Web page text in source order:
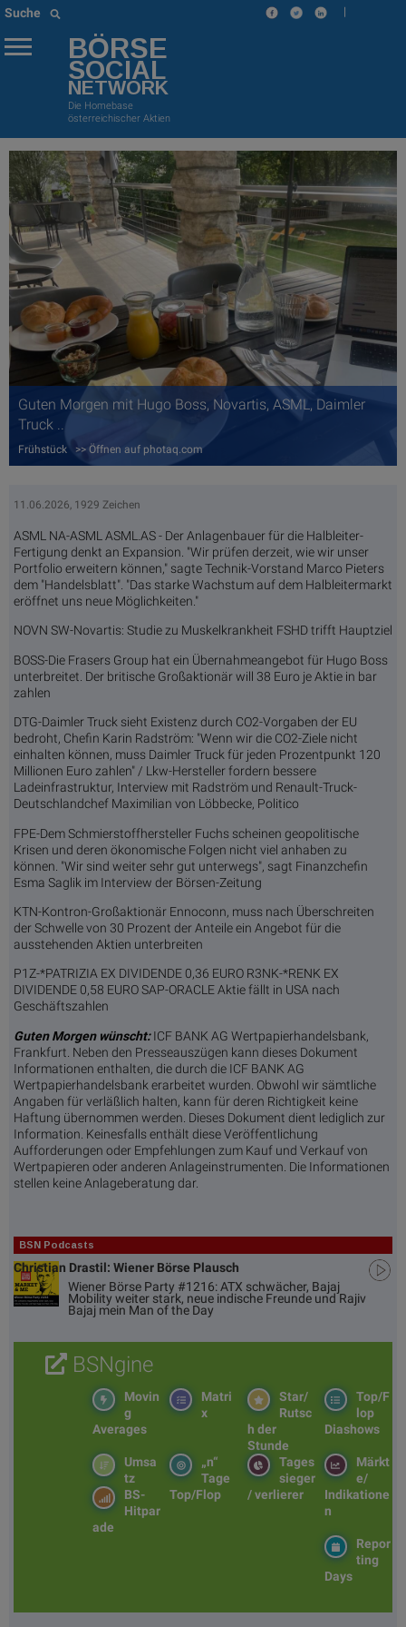
Suche |
BÖRSE
SOCIAL
NETWORK
Die Homebase
österreichischer Aktien
Guten Morgen mit Hugo Boss, Novartis, ASML, Daimler
Truck ..
Frühstück >> Öffnen auf photaq.com
11.06.2026, 1929 Zeichen
ASML NA-ASML ASML.AS - Der Anlagenbauer für die Halbleiter-
Fertigung denkt an Expansion. "Wir prüfen derzeit, wie wir unser
Portfolio erweitern können," sagte Technik-Vorstand Marco Pieters
dem "Handelsblatt". "Das starke Wachstum auf dem Halbleitermarkt
eröffnet uns neue Möglichkeiten."
NOVN SW-Novartis: Studie zu Muskelkrankheit FSHD trifft Hauptziel
BOSS-Die Frasers Group hat ein Übernahmeangebot für Hugo Boss
unterbreitet. Der britische Großaktionär will 38 Euro je Aktie in bar
zahlen
DTG-Daimler Truck sieht Existenz durch CO2-Vorgaben der EU
bedroht, Chefin Karin Radström: "Wenn wir die CO2-Ziele nicht
einhalten können, muss Daimler Truck für jeden Prozentpunkt 120
Millionen Euro zahlen" / Lkw-Hersteller fordern bessere
Ladeinfrastruktur, Interview mit Radström und Renault-Truck-
Deutschlandchef Maximilian von Löbbecke, Politico
FPE-Dem Schmierstoffhersteller Fuchs scheinen geopolitische
Krisen und deren ökonomische Folgen nicht viel anhaben zu
können. "Wir sind weiter sehr gut unterwegs", sagt Finanzchefin
Esma Saglik im Interview der Börsen-Zeitung
KTN-Kontron-Großaktionär Ennoconn, muss nach Überschreiten
der Schwelle von 30 Prozent der Anteile ein Angebot für die
ausstehenden Aktien unterbreiten
P1Z-*PATRIZIA EX DIVIDENDE 0,36 EURO R3NK-*RENK EX
DIVIDENDE 0,58 EURO SAP-ORACLE Aktie fällt in USA nach
Geschäftszahlen
Guten Morgen wünscht: ICF BANK AG Wertpapierhandelsbank,
Frankfurt. Neben den Presseauszügen kann dieses Dokument
Informationen enthalten, die durch die ICF BANK AG
Wertpapierhandelsbank erarbeitet wurden. Obwohl wir sämtliche
Angaben für verläßlich halten, kann für deren Richtigkeit keine
Haftung übernommen werden. Dieses Dokument dient lediglich zur
Information. Keinesfalls enthält diese Veröffentlichung
Aufforderungen oder Empfehlungen zum Kauf und Verkauf von
Wertpapieren oder anderen Anlageinstrumenten. Die Informationen
stellen keine Anlageberatung dar.
BSN Podcasts
Christian Drastil: Wiener Börse Plausch
Wiener Börse Party #1216: ATX schwächer, Bajaj
Mobility weiter stark, neue indische Freunde und Rajiv
Bajaj mein Man of the Day
BSNgine
Top/F
lop
Diashows
Star/
Rutsc
h der
Stunde
Matri
x
Movin
g
Averages
Märkt
e/
Indikatione
n
Tages
sieger
/ verlierer
„n“
Tage
Top/Flop
Umsa
tz
BS-
Hitpar
ade
Repor
ting
Days